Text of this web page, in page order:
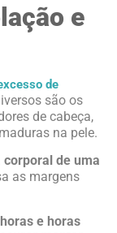
e
de
são os
de cabeça,
na pele.
de uma
as margens
e horas